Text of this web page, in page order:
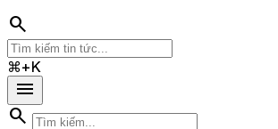
search
⌘+K
menu
search